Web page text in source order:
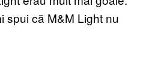
spui că M&M Light nu